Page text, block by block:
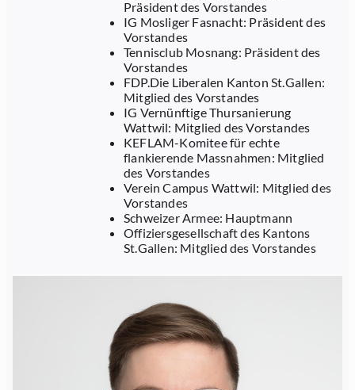
Präsident des Vorstandes
IG Mosliger Fasnacht: Präsident des
Vorstandes
Tennisclub Mosnang: Präsident des
Vorstandes
FDP.Die Liberalen Kanton St.Gallen:
Mitglied des Vorstandes
IG Vernünftige Thursanierung
Wattwil: Mitglied des Vorstandes
KEFLAM-Komitee für echte
flankierende Massnahmen: Mitglied
des Vorstandes
Verein Campus Wattwil: Mitglied des
Vorstandes
Schweizer Armee: Hauptmann
Offiziersgesellschaft des Kantons
St.Gallen: Mitglied des Vorstandes